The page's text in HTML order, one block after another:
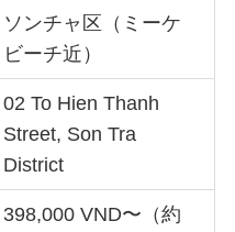
ソンチャ区（ミーケ
ビーチ近）
02 To Hien Thanh
Street, Son Tra
District
398,000 VND〜（約